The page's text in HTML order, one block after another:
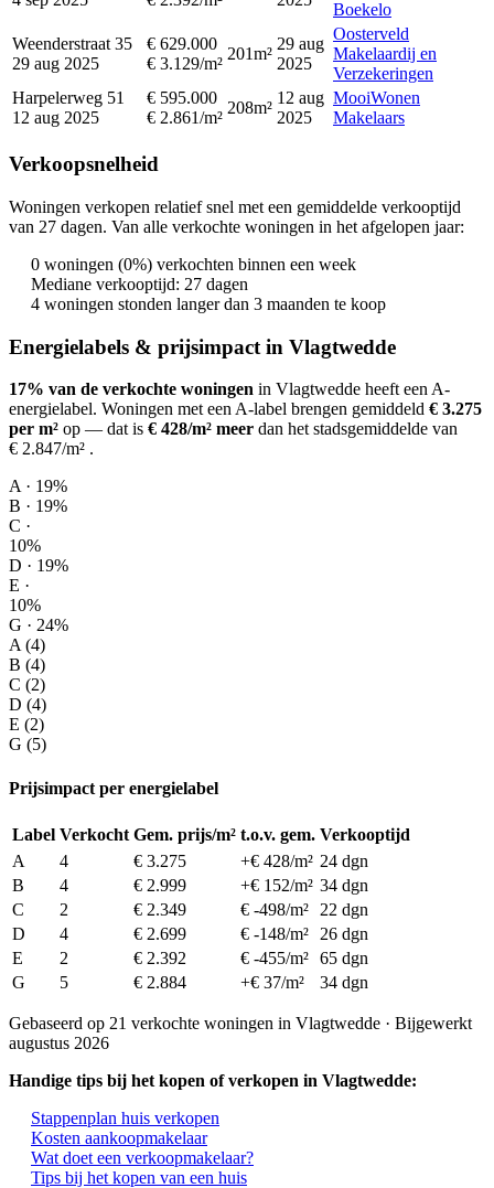
Boekelo
Weenderstraat 35
29 aug 2025
€ 629.000
€ 3.129/m²
201m²
29 aug
2025
Oosterveld
Makelaardij en
Verzekeringen
Harpelerweg 51
12 aug 2025
€ 595.000
€ 2.861/m²
208m²
12 aug
2025
MooiWonen
Makelaars
Verkoopsnelheid
Woningen verkopen relatief snel met een gemiddelde verkooptijd
van 27 dagen. Van alle verkochte woningen in het afgelopen jaar:
0 woningen (0%) verkochten binnen een week
Mediane verkooptijd: 27 dagen
4 woningen stonden langer dan 3 maanden te koop
Energielabels & prijsimpact in Vlagtwedde
17% van de verkochte woningen in Vlagtwedde heeft een A-
energielabel. Woningen met een A-label brengen gemiddeld € 3.275
per m² op — dat is € 428/m² meer dan het stadsgemiddelde van
€ 2.847/m² .
A · 19%
B · 19%
C ·
10%
D · 19%
E ·
10%
G · 24%
A (4)
B (4)
C (2)
D (4)
E (2)
G (5)
Prijsimpact per energielabel
Label Verkocht Gem. prijs/m² t.o.v. gem. Verkooptijd
A
4 € 3.275 +€ 428/m² 24 dgn
B
4 € 2.999 +€ 152/m² 34 dgn
C
2 € 2.349 € -498/m²
22 dgn
D
4 € 2.699 € -148/m²
26 dgn
E
2 € 2.392 € -455/m² 65 dgn
G
5 € 2.884 +€ 37/m² 34 dgn
Gebaseerd op 21 verkochte woningen in Vlagtwedde · Bijgewerkt
augustus 2026
Handige tips bij het kopen of verkopen in Vlagtwedde:
Stappenplan huis verkopen
Kosten aankoopmakelaar
Wat doet een verkoopmakelaar?
Tips bij het kopen van een huis